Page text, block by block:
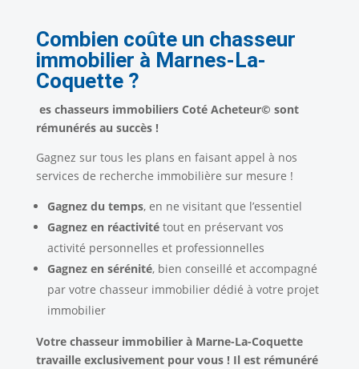
Combien coûte un chasseur
immobilier à Marnes-La-
Coquette ?
es chasseurs immobiliers Coté Acheteur© sont
rémunérés au succès !
Gagnez sur tous les plans en faisant appel à nos
services de recherche immobilière sur mesure !
Gagnez du temps, en ne visitant que l’essentiel
Gagnez en réactivitétout en préservant vos
activité personnelles et professionnelles
Gagnez en sérénité, bien conseillé et accompagné
par votre chasseur immobilier dédié à votre projet
immobilier
Votre chasseur immobilier à Marne-La-Coquette
travaille exclusivement pour vous ! Il est rémunéré